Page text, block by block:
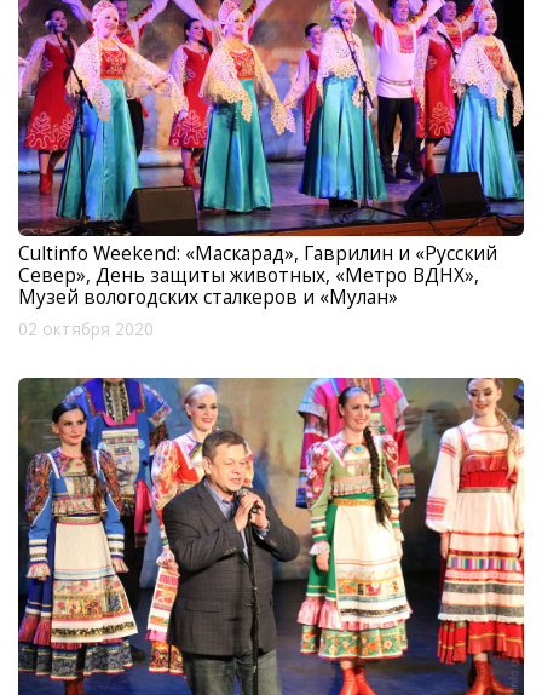
Cultinfo Weekend: «Маскарад», Гаврилин и «Русский
Север», День защиты животных, «Метро ВДНХ»,
Музей вологодских сталкеров и «Мулан»
02 октября 2020